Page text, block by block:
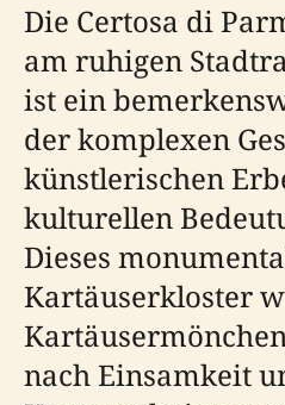
Die Certosa di
am ruhigen
ist ein
der komplexen
künstlerischen
kulturellen
Dieses
Kartäuserkloster
nach Einsamkeit